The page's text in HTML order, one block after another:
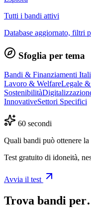
Tutti i bandi attivi
Database aggiornato, filtri
Sfoglia per tema
Bandi & Finanziamenti
Lavoro & WelfareLegale
Sostenibilità
InnovativeSettori Specifici
60 secondi
Quali bandi può ottenere la
Test gratuito di idoneità,
Avvia il test
Trova bandi